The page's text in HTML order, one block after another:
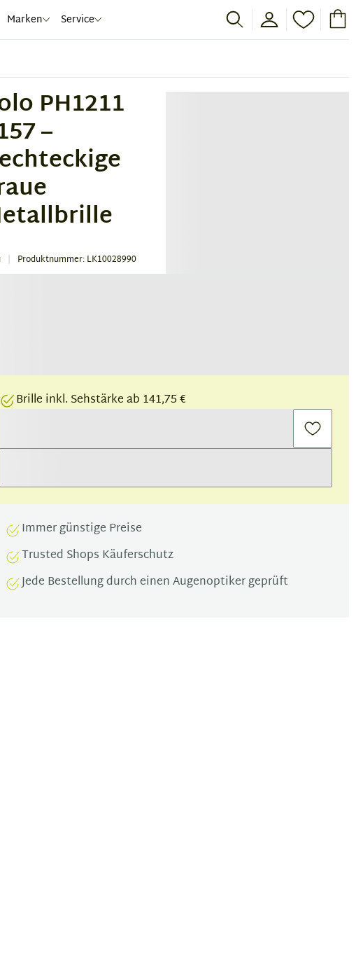
Marken Service
PH1211
–
Produktnummer: LK10028990
Brille inkl. Sehstärke ab 141,75 €
Immer günstige Preise
Trusted Shops Käuferschutz
Jede Bestellung durch einen Augenoptiker geprüft